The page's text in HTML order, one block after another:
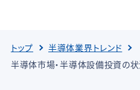
トップ
半導体業界トレンド
半導体市場・半導体設備投資の